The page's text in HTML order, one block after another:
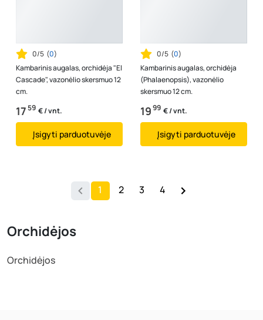
0/5 (0)
Kambarinis augalas, orchidėja "El
Cascade", vazonėlio skersmuo 12
cm.
1759 € / vnt.
Įsigyti parduotuvėje
0/5 (0)
Kambarinis augalas, orchidėja
(Phalaenopsis), vazonėlio
skersmuo 12 cm.
1999 € / vnt.
Įsigyti parduotuvėje
1 2 3 4
Orchidėjos
Orchidėjos